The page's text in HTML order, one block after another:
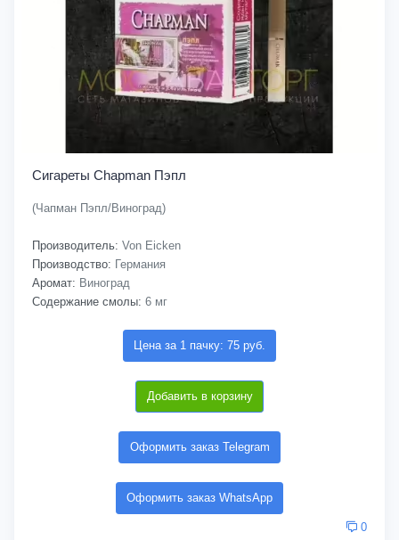
Сигареты Chapman Пэпл
(Чапман Пэпл/Виноград)
Производитель: Von Eicken
Производство: Германия
Аромат: Виноград
Содержание смолы: 6 мг
Цена за 1 пачку: 75 руб.
Добавить в корзину
Оформить заказ Telegram
Оформить заказ WhatsApp
0